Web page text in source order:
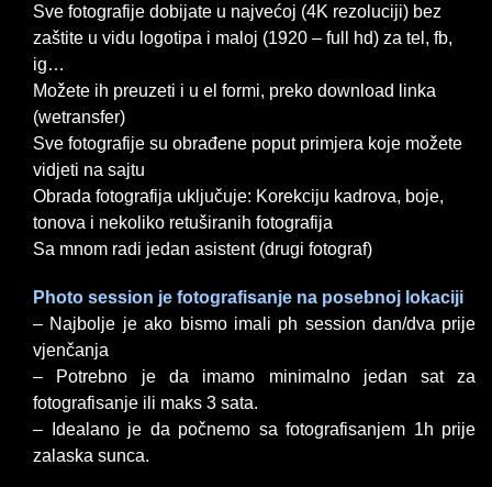
Sve fotografije dobijate u najvećoj (4K rezoluciji) bez
zaštite u vidu logotipa i maloj (1920 – full hd) za tel, fb,
ig…
Možete ih preuzeti i u el formi, preko download linka
(wetransfer)
Sve fotografije su obrađene poput primjera koje možete
vidjeti na sajtu
Obrada fotografija uključuje: Korekciju kadrova, boje,
tonova i nekoliko retuširanih fotografija
Sa mnom radi jedan asistent (drugi fotograf)
Photo session je fotografisanje na posebnoj lokaciji
– Najbolje je ako bismo imali ph session dan/dva prije
vjenčanja
– Potrebno je da imamo minimalno jedan sat za
fotografisanje ili maks 3 sata.
– Idealano je da počnemo sa fotografisanjem 1h prije
zalaska sunca.